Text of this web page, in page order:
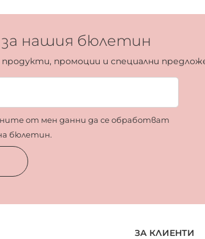
нашия бюлетин
промоции и специални
от мен данни да се обработват
бюлетин.
ЗА КЛИЕНТИ